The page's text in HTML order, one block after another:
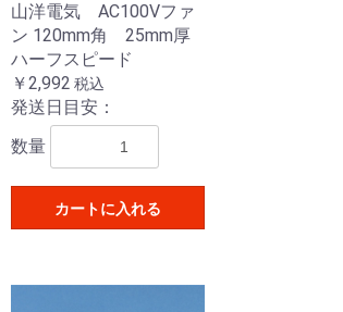
山洋電気 AC100Vファ
ン 120mm角 25mm厚
ハーフスピード
￥2,992 税込
発送日目安：
数量
カートに入れる